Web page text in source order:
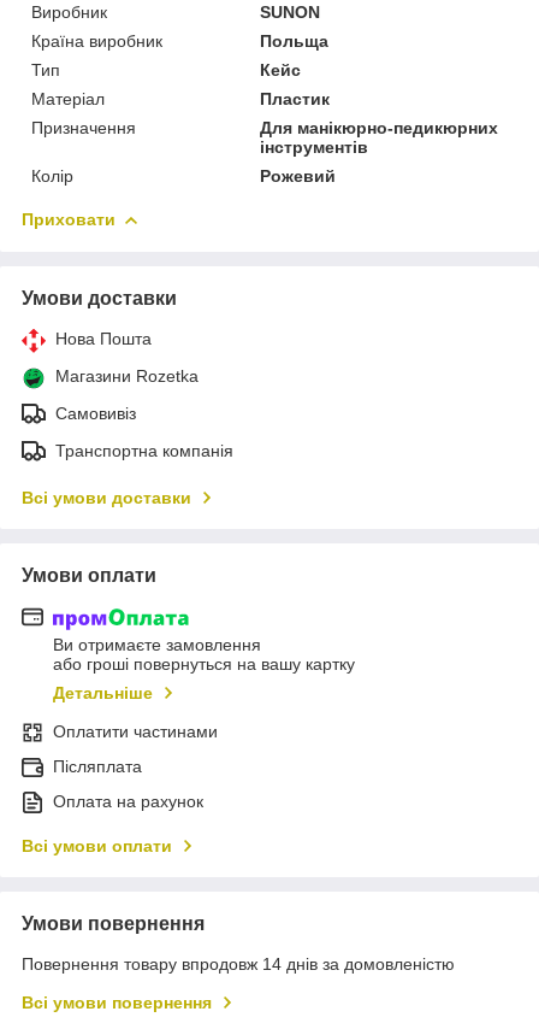
Виробник
SUNON
Країна виробник
Польща
Тип
Кейс
Матеріал
Пластик
Призначення
Для манікюрно-педикюрних
інструментів
Колір
Рожевий
Приховати
Умови доставки
Нова Пошта
Магазини Rozetka
Самовивіз
Транспортна компанія
Всі умови доставки
Умови оплати
Ви отримаєте замовлення
або гроші повернуться на вашу картку
Детальніше
Оплатити частинами
Післяплата
Оплата на рахунок
Всі умови оплати
Умови повернення
Повернення товару впродовж 14 днів за домовленістю
Всі умови повернення